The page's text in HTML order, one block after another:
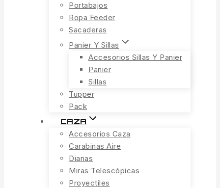
Portabajos
Ropa Feeder
Sacaderas
Panier Y Sillas
Accesorios Sillas Y Panier
Panier
Sillas
Tupper
Pack
CAZA
Accesorios Caza
Carabinas Aire
Dianas
Miras Telescópicas
Proyectiles